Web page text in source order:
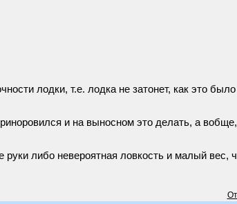
лодки, т.е. лодка не затонет, как это
и на выносном это делать, а
либо невероятная ловкость и малый вес,